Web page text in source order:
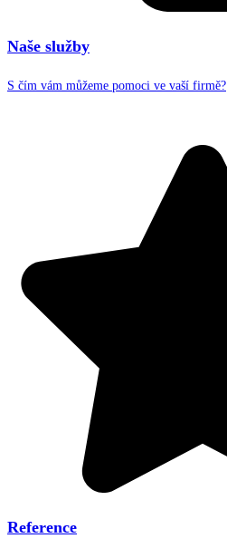
Naše služby
S čím vám můžeme pomoci ve vaší firmě?
Reference